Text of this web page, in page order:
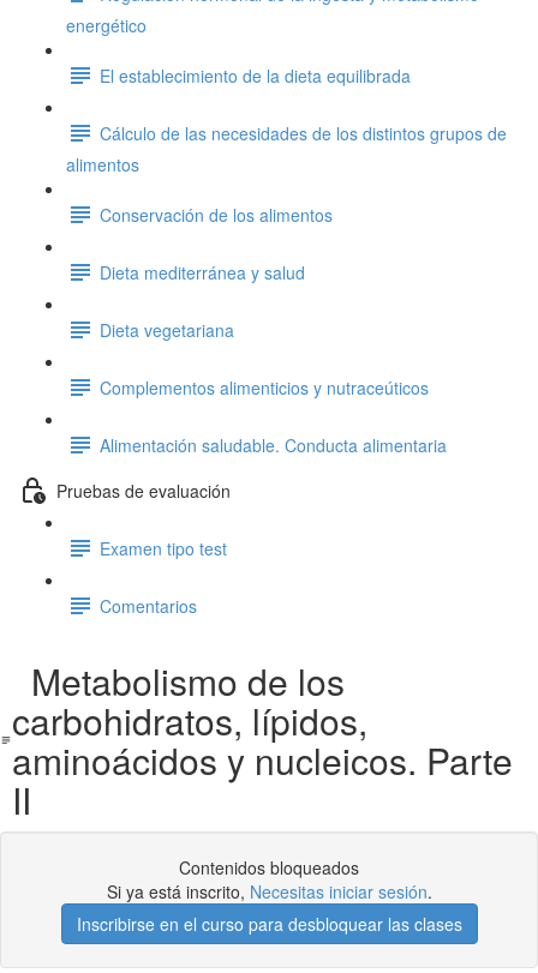
energético
El establecimiento de la dieta equilibrada
Cálculo de las necesidades de los distintos grupos de
alimentos
Conservación de los alimentos
Dieta mediterránea y salud
Dieta vegetariana
Complementos alimenticios y nutraceúticos
Alimentación saludable. Conducta alimentaria
Pruebas de evaluación
Examen tipo test
Comentarios
Metabolismo de los
carbohidratos, lípidos,
aminoácidos y nucleicos. Parte
II
Contenidos bloqueados
Si ya está inscrito, Necesitas iniciar sesión.
Inscribirse en el curso para desbloquear las clases